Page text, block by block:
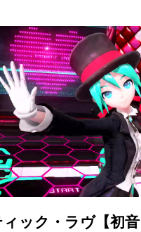
ック・ラヴ【初